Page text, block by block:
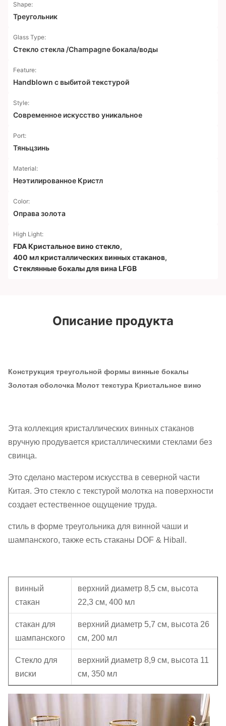
Shape:
Треугольник
Glass Type:
Стекло стекла /Champagne бокала/воды
Feature:
Handblown с выбитой текстурой
Style:
Современное искусство уникальное
Port:
Тяньцзинь
Material:
Неэтилированное Кристл
Color:
Оправа золота
High Light:
FDA Кристальное вино стекло,
400 мл кристаллических винных стаканов,
Стеклянные бокалы для вина LFGB
Описание продукта
Конструкция треугольной формы винные бокалы
Золотая оболочка Молот текстура Кристальное вино
Эта коллекция кристаллических винных стаканов
вручную продувается кристаллическими стеклами без
свинца.
Это сделано мастером искусства в северной части
Китая. Это стекло с текстурой молотка на поверхности
создает естественное ощущение труда.
стиль в форме треугольника для винной чаши и
шампанского, также есть стаканы DOF & Hiball.
винный
стакан
верхний диаметр 8,5 см, высота
22,3 см, 400 мл
стакан для
шампанского
верхний диаметр 5,7 см, высота 26
см, 200 мл
Стекло для
виски
верхний диаметр 8,9 см, высота 11
см, 350 мл